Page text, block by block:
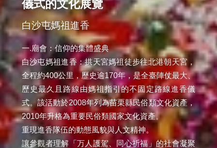
儀式的文化展覽
白沙屯媽祖進香
一.廟會：信仰的集體盛典
白沙屯媽祖進香：拱天宮媽祖徒步往北港朝天宮，
全程約400公里，歷史逾170年，是全臺陣仗最大、
歷史最久且路線由媽祖指引的不固定路線進香儀
式。該活動於2008年列為苗栗縣民俗類文化資產，
2010年升格為重要民俗類國家文化資產。
重現進香隊伍的動態風貌與人文精神。
讓參觀者理解「万人護駕、同心祈福」的社會凝聚